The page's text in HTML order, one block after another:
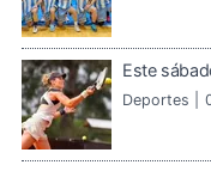
Este
Deportes |